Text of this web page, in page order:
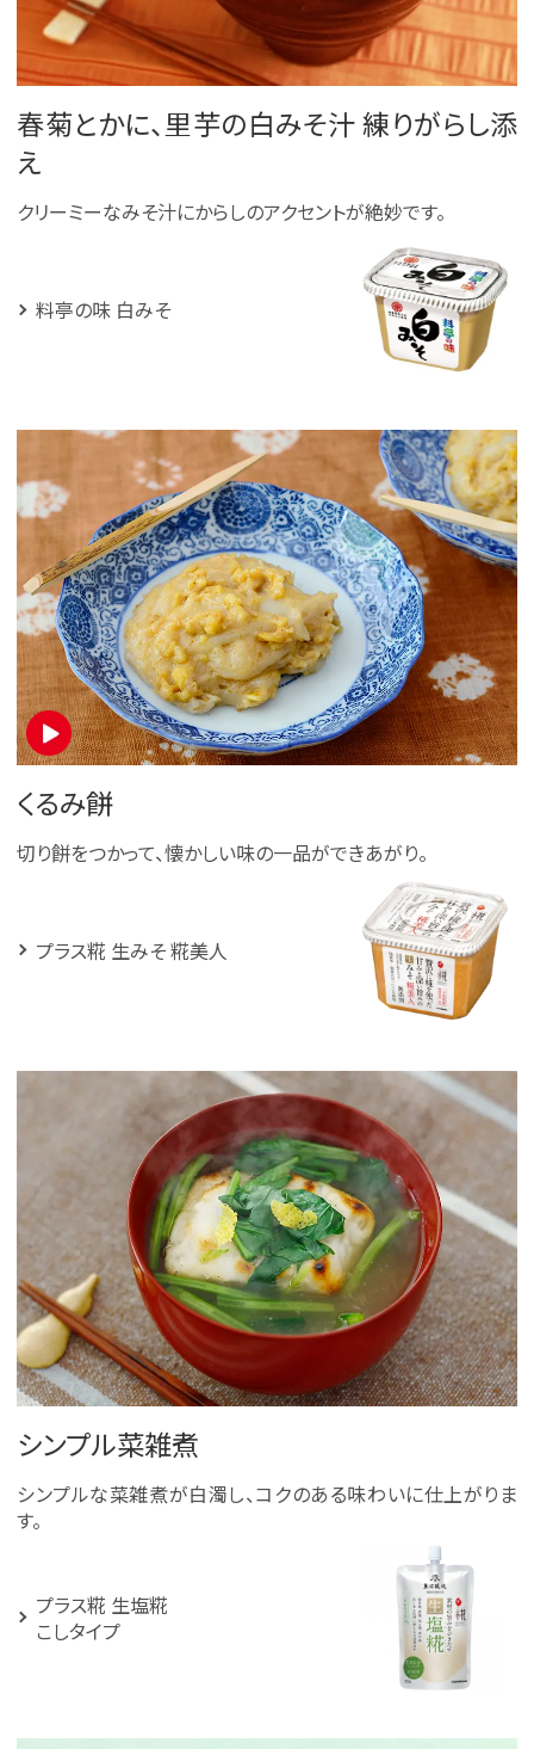
春菊とかに、里芋の白みそ汁 練りがらし添
え
クリーミーなみそ汁にからしのアクセントが絶妙です。
料亭の味 白みそ
くるみ餅
切り餅をつかって、懐かしい味の一品ができあがり。
プラス糀 生みそ 糀美人
シンプル菜雑煮
シンプルな菜雑煮が白濁し、コクのある味わいに仕上がりま
す。
プラス糀 生塩糀
こしタイプ